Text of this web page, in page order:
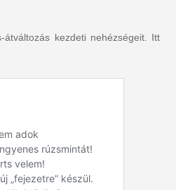
kezdeti nehézségeit. Itt